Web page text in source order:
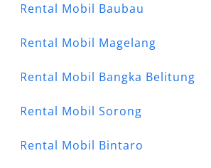
Rental Mobil Baubau
Rental Mobil Magelang
Rental Mobil Bangka Belitung
Rental Mobil Sorong
Rental Mobil Bintaro